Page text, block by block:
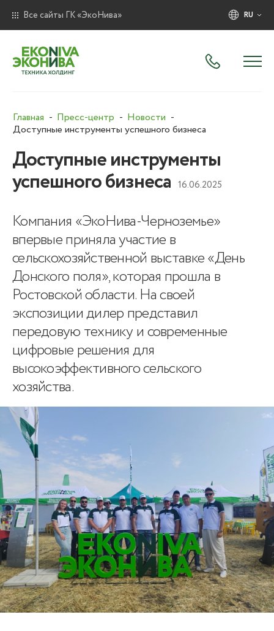
Все сайты ГК «ЭкоНива» RU
Главная Пресс-центр
Новости
Доступные инструменты успешного бизнеса
Доступные инструменты
успешного бизнеса 16.06.2025
Компания «ЭкоНива-Черноземье»
впервые приняла участие в
сельскохозяйственной выставке «День
Донского поля», которая прошла в
Ростовской области. На своей
экспозиции дилер представил
передовую технику и современные
цифровые решения для
высокоэффективного сельского
хозяйства.